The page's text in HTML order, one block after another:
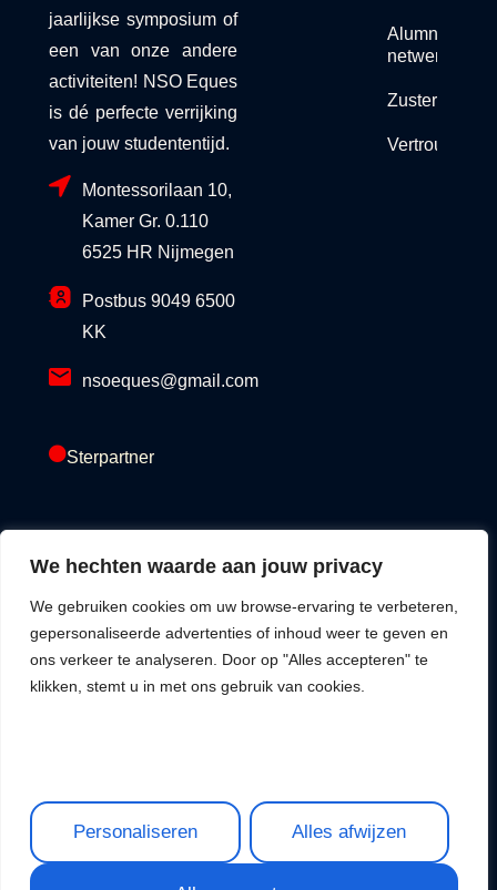
We hechten waarde aan jouw privacy
We gebruiken cookies om uw browse-ervaring te verbeteren,
gepersonaliseerde advertenties of inhoud weer te geven en
ons verkeer te analyseren. Door op "Alles accepteren" te
klikken, stemt u in met ons gebruik van cookies.
Personaliseren Alles afwijzen
jaarlijkse symposium of
een van onze andere
activiteiten! NSO Eques
is dé perfecte verrijking
van jouw studententijd.
Montessorilaan 10,
Kamer Gr. 0.110
6525 HR Nijmegen
Postbus 9049 6500
KK
nsoeques@gmail.com
Alumni
netwerk
Sterpartner
GoldPartner
Student
Organization
Eques